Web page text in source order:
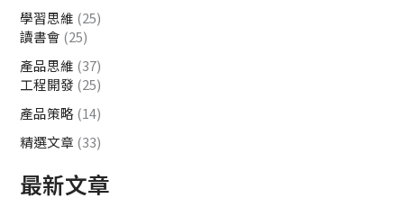
學習思維 (25)
讀書會 (25)
產品思維 (37)
工程開發 (25)
產品策略 (14)
精選文章 (33)
最新文章